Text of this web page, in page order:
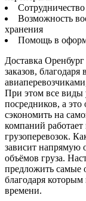
Возможность
хранения
Помощь в
Доставка
заказов,
При этом все виды
посредников, а это
сэкономить на
компаний
грузоперевозок.
зависит напрямую
объёмов груза.
предложить самые
благодаря
времени.